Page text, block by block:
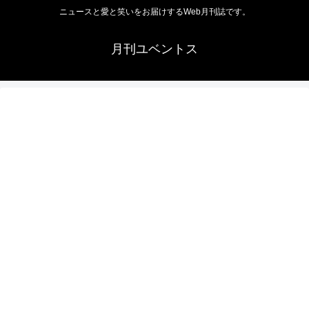
ニュースと愛と笑いをお届けするWeb月刊誌です。
月刊ユベントス